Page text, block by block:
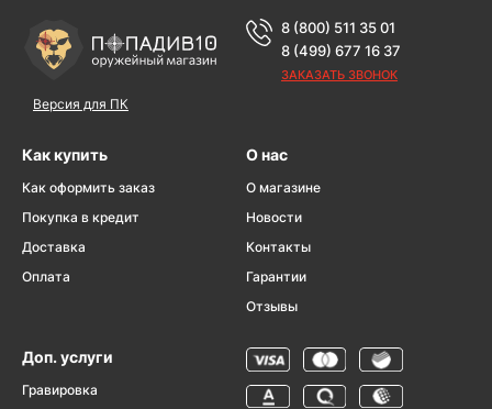
Версия для ПК
8 (800) 511 35 01
8 (499) 677 16 37
ЗАКАЗАТЬ ЗВОНОК
Как купить
Как оформить заказ
Покупка в кредит
Доставка
Оплата
О нас
О магазине
Новости
Контакты
Гарантии
Отзывы
Доп. услуги
Гравировка